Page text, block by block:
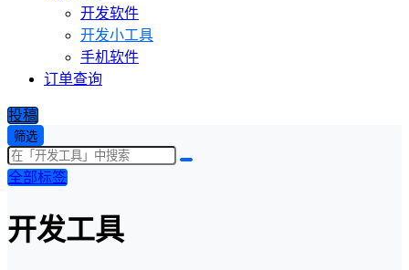
开发软件
开发小工具
手机软件
订单查询
投稿
筛选
全部标签
开发工具